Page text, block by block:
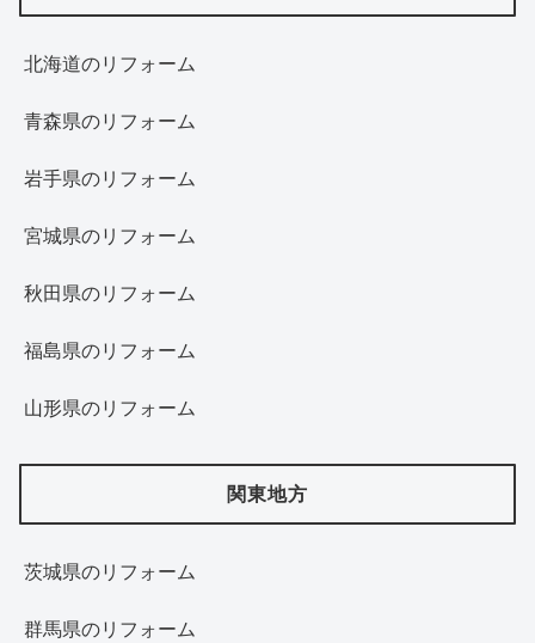
北海道‎のリフォーム
青森県のリフォーム
岩手県のリフォーム
宮城県のリフォーム
秋田県のリフォーム
福島県のリフォーム
山形県のリフォーム
関東地方
茨城県のリフォーム
群馬県のリフォーム